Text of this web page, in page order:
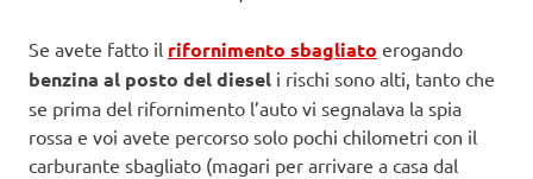
Se avete fatto il rifornimento sbagliato erogando
benzina al posto del diesel i rischi sono alti, tanto che
se prima del rifornimento l’auto vi segnalava la spia
rossa e voi avete percorso solo pochi chilometri con il
carburante sbagliato (magari per arrivare a casa dal